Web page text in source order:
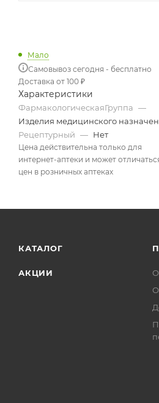
Мало
Самовывоз сегодня - бесплатно
Доставка от 100 ₽
Характеристики
ФармакологическаяГруппа —
Изделия медицинского
Рецептурный — Нет
Цена действительна только для
интернет-аптеки и может
цен в розничных аптеках
КАТАЛОГ
АКЦИИ